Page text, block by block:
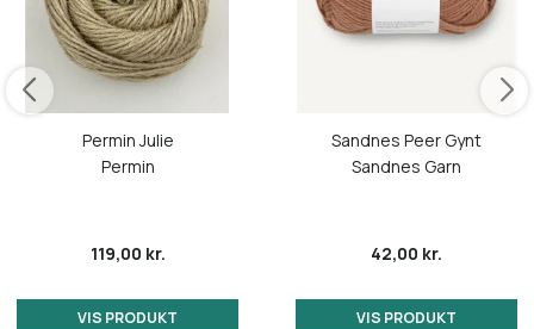
Permin Julie
Permin
119,00 kr.
VIS PRODUKT
Sandnes Peer Gynt
Sandnes Garn
42,00 kr.
VIS PRODUKT